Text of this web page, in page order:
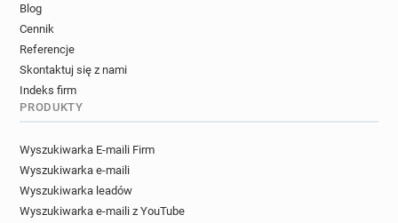
Blog
Cennik
Referencje
Skontaktuj się z nami
Indeks firm
PRODUKTY
Wyszukiwarka E-maili Firm
Wyszukiwarka e-maili
Wyszukiwarka leadów
Wyszukiwarka e-maili z YouTube